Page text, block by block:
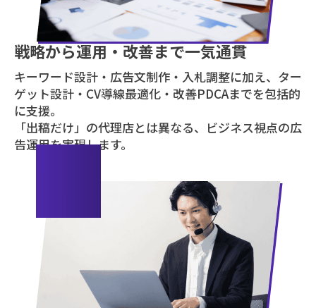
戦略から運用・改善まで一気通貫
キーワード設計・広告文制作・入札調整に加え、ター
ゲット設計・CV導線最適化・改善PDCAまでを包括的
に支援。
「出稿だけ」の代理店とは異なる、ビジネス視点の広
告運用を実現します。